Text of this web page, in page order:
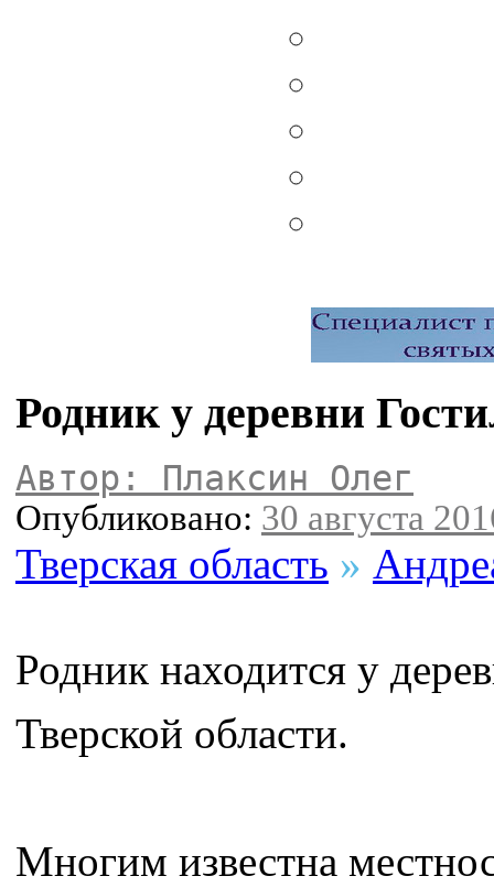
Родник у деревни
Автор: Плаксин Олег
Опубликовано: 30 августа
Тверская область »
Родник находится у
Тверской области.
Многим известна